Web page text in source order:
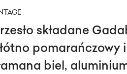
składane
pomarańczowy i
biel,